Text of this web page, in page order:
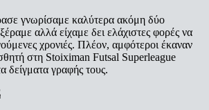
γνωρίσαμε καλύτερα ακόμη δύο
αλλά είχαμε δει ελάχιστες φορές να
χρονιές. Πλέον, αμφότεροι έκαναν
στη Stoiximan Futsal Superleague
δείγματα γραφής τους.